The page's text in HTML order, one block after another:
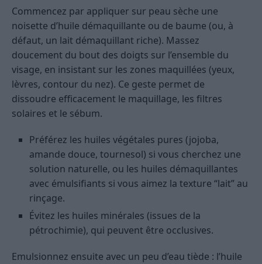
Commencez par appliquer sur peau sèche une
noisette d’huile démaquillante ou de baume (ou, à
défaut, un lait démaquillant riche). Massez
doucement du bout des doigts sur l’ensemble du
visage, en insistant sur les zones maquillées (yeux,
lèvres, contour du nez). Ce geste permet de
dissoudre efficacement le maquillage, les filtres
solaires et le sébum.
Préférez les huiles végétales pures (jojoba,
amande douce, tournesol) si vous cherchez une
solution naturelle, ou les huiles démaquillantes
avec émulsifiants si vous aimez la texture “lait” au
rinçage.
Évitez les huiles minérales (issues de la
pétrochimie), qui peuvent être occlusives.
Emulsionnez ensuite avec un peu d’eau tiède : l’huile